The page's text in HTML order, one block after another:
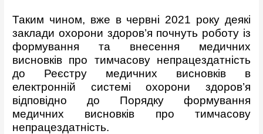
Таким чином, вже в червні 2021 року деякі
заклади охорони здоров’я почнуть роботу із
формування та внесення медичних
висновків про тимчасову непрацездатність
до Реєстру медичних висновків в
електронній системі охорони здоров’я
відповідно до Порядку формування
медичних висновків про тимчасову
непрацездатність.